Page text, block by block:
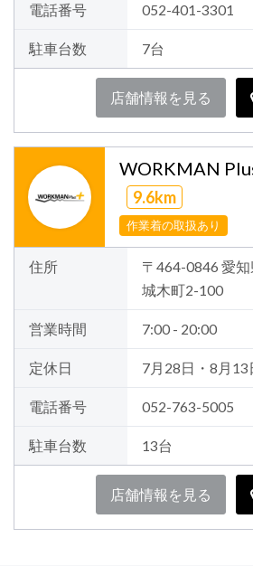
電話番号 052-401-3301
駐車台数 7台
店舗情報を見る
WORKMAN
9.6km
作業着の取扱あり
住所
〒464-0846 愛
城木町2-100
営業時間 7:00 - 20:00
定休日 7月28日・8月13
電話番号 052-763-5005
駐車台数 13台
店舗情報を見る